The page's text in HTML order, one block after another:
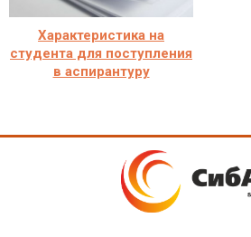
Характеристика на
студента для поступления
в аспирантуру